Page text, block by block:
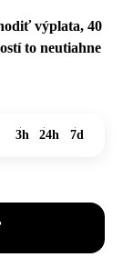
výplata, 40
to neutiahne
3h 24h 7d